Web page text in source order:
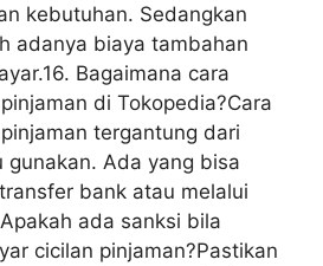
kebutuhan. Sedangkan
adanya biaya tambahan
Bagaimana cara
di Tokopedia?Cara
tergantung dari
gunakan. Ada yang bisa
bank atau melalui
ada sanksi bila
cicilan pinjaman?Pastikan